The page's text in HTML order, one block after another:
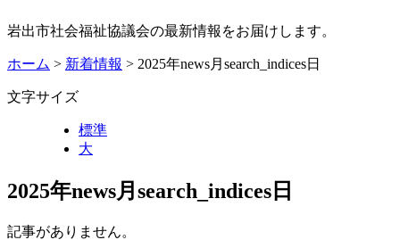
岩出市社会福祉協議会の最新情報をお届けします。
ホーム > 新着情報 > 2025年news月search_indices日
文字サイズ
標準
大
2025年news月search_indices日
記事がありません。